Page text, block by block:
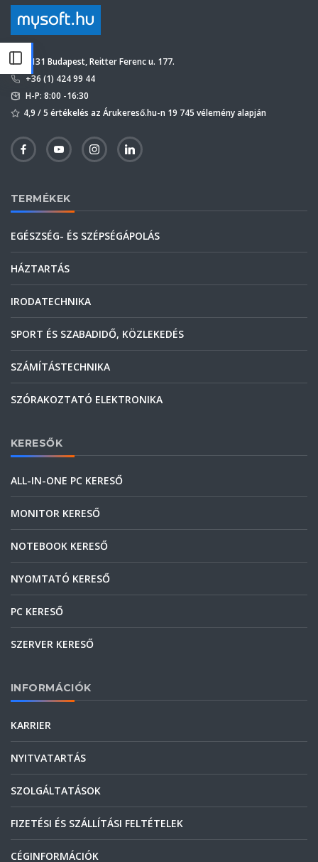
1131 Budapest, Reitter Ferenc u. 177.
+36 (1) 424 99 44
H-P: 8:00 -16:30
4,9 / 5 értékelés az Árukereső.hu-n 19 745 vélemény alapján
TERMÉKEK
EGÉSZSÉG- ÉS SZÉPSÉGÁPOLÁS
HÁZTARTÁS
IRODATECHNIKA
SPORT ÉS SZABADIDŐ, KÖZLEKEDÉS
SZÁMÍTÁSTECHNIKA
SZÓRAKOZTATÓ ELEKTRONIKA
KERESŐK
ALL-IN-ONE PC KERESŐ
MONITOR KERESŐ
NOTEBOOK KERESŐ
NYOMTATÓ KERESŐ
PC KERESŐ
SZERVER KERESŐ
INFORMÁCIÓK
KARRIER
NYITVATARTÁS
SZOLGÁLTATÁSOK
FIZETÉSI ÉS SZÁLLÍTÁSI FELTÉTELEK
CÉGINFORMÁCIÓK